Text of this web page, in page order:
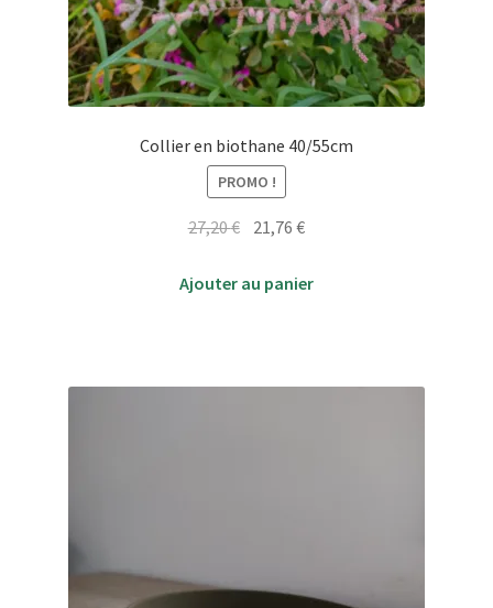
Collier en biothane 40/55cm
PROMO !
27,20€ Le
initial
21,76€Le
actuel
Ajouter au panier